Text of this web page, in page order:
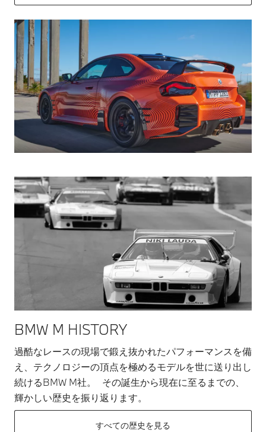
BMW M HISTORY
過酷なレースの現場で鍛え抜かれたパフォーマンスを備
え、テクノロジーの頂点を極めるモデルを世に送り出し
続けるBMW M社。 その誕生から現在に至るまでの、
輝かしい歴史を振り返ります。
すべての歴史を見る